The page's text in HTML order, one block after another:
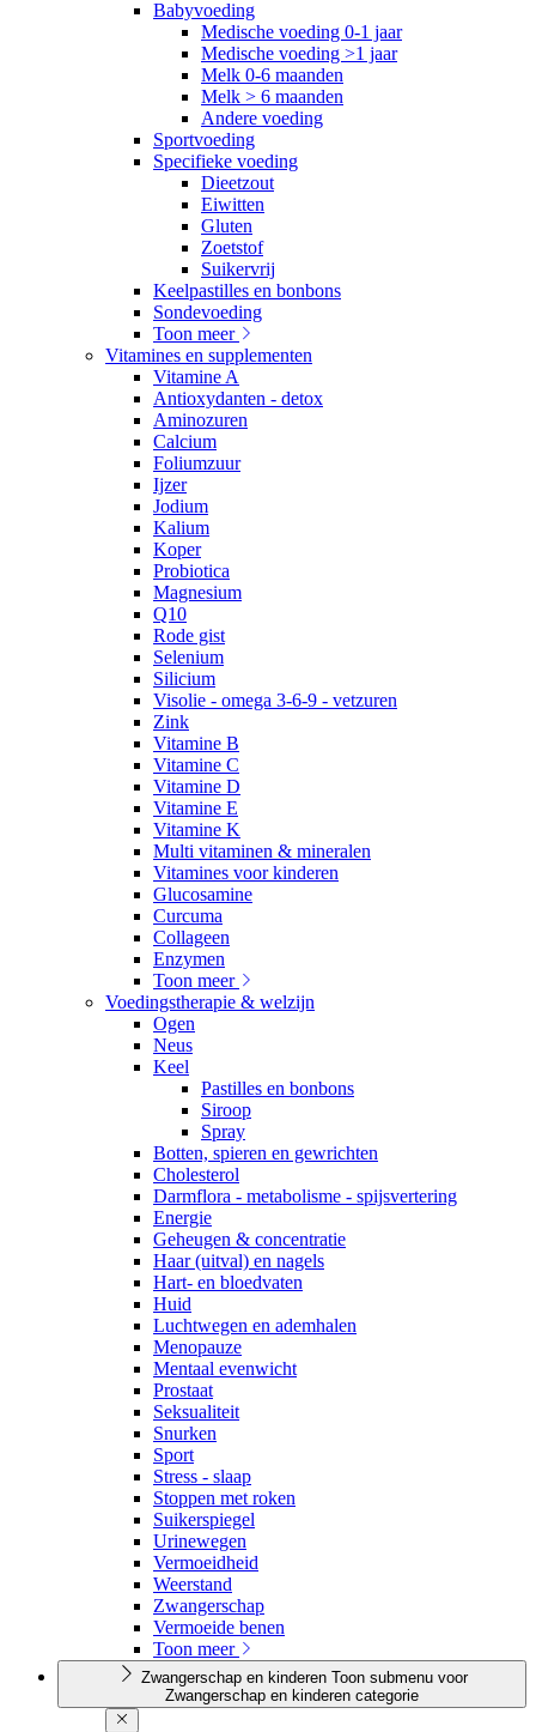
Babyvoeding
Medische voeding 0-1 jaar
Medische voeding >1 jaar
Melk 0-6 maanden
Melk > 6 maanden
Andere voeding
Sportvoeding
Specifieke voeding
Dieetzout
Eiwitten
Gluten
Zoetstof
Suikervrij
Keelpastilles en bonbons
Sondevoeding
Toon meer
Vitamines en supplementen
Vitamine A
Antioxydanten - detox
Aminozuren
Calcium
Foliumzuur
Ijzer
Jodium
Kalium
Koper
Probiotica
Magnesium
Q10
Rode gist
Selenium
Silicium
Visolie - omega 3-6-9 - vetzuren
Zink
Vitamine B
Vitamine C
Vitamine D
Vitamine E
Vitamine K
Multi vitaminen & mineralen
Vitamines voor kinderen
Glucosamine
Curcuma
Collageen
Enzymen
Toon meer
Voedingstherapie & welzijn
Ogen
Neus
Keel
Pastilles en bonbons
Siroop
Spray
Botten, spieren en gewrichten
Cholesterol
Darmflora - metabolisme - spijsvertering
Energie
Geheugen & concentratie
Haar (uitval) en nagels
Hart- en bloedvaten
Huid
Luchtwegen en ademhalen
Menopauze
Mentaal evenwicht
Prostaat
Seksualiteit
Snurken
Sport
Stress - slaap
Stoppen met roken
Suikerspiegel
Urinewegen
Vermoeidheid
Weerstand
Zwangerschap
Vermoeide benen
Toon meer
Zwangerschap en kinderen Toon submenu voor
Zwangerschap en kinderen categorie